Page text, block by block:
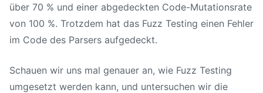
über 70 % und einer abgedeckten Code-Mutationsrate
von 100 %. Trotzdem hat das Fuzz Testing einen Fehler
im Code des Parsers aufgedeckt.
Schauen wir uns mal genauer an, wie Fuzz Testing
umgesetzt werden kann, und untersuchen wir die